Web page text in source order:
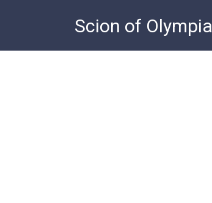
Scion of Olympia